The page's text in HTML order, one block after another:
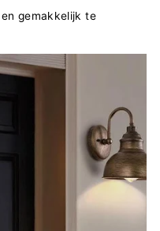
gemakkelijk te